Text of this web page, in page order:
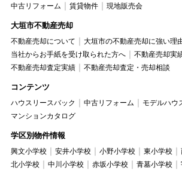
中古リフォーム
賃貸物件 現地販売会
大垣市不動産売却
不動産売却について
大垣市の不動産売却に強い理
当社からお手紙を受け取られた方へ
不動産売却実
不動産売却査定実績
不動産売却査定・売却相談
コンテンツ
ハウスリースバック 中古リフォーム
モデルハウ
マンションカタログ
学区別物件情報
興文小学校 安井小学校 小野小学校 東小学校
北小学校
中川小学校 赤坂小学校 青墓小学校